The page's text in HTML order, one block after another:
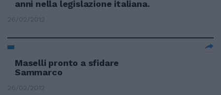
anni nella legislazione italiana.
26/02/2012
Maselli pronto a sfidare
Sammarco
26/02/2012